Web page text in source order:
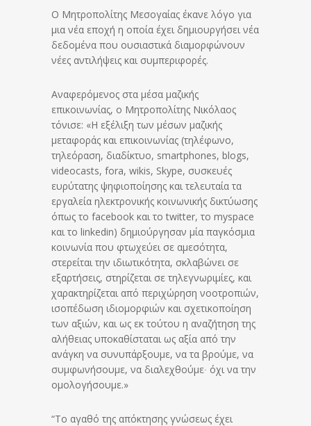
Ο Μητροπολίτης Μεσογαίας έκανε λόγο για
μια νέα εποχή η οποία έχει δημιουργήσει νέα
δεδομένα που ουσιαστικά διαμορφώνουν
νέες αντιλήψεις και συμπεριφορές.
Αναφερόμενος στα μέσα μαζικής
επικοινωνίας, ο Μητροπολίτης Νικόλαος
τόνισε: «Η εξέλιξη των μέσων μαζικής
μεταφοράς και επικοινωνίας (τηλέφωνο,
τηλεόραση, διαδίκτυο, smartphones, blogs,
videocasts, fora, wikis, Skype, συσκευές
ευρύτατης ψηφιοποίησης και τελευταία τα
εργαλεία ηλεκτρονικής κοινωνικής δικτύωσης
όπως το facebook και το twitter, το myspace
και το linkedin) δημιούργησαν μία παγκόσμια
κοινωνία που φτωχεύει σε αμεσότητα,
στερείται την ιδιωτικότητα, σκλαβώνει σε
εξαρτήσεις, στηρίζεται σε τηλεγνωριμίες, και
χαρακτηρίζεται από περιχώρηση νοοτροπιών,
ισοπέδωση ιδιομορφιών και σχετικοποίηση
των αξιών, και ως εκ τούτου η αναζήτηση της
αλήθειας υποκαθίσταται ως αξία από την
ανάγκη να συνυπάρξουμε, να τα βρούμε, να
συμφωνήσουμε, να διαλεχθούμε∙ όχι να την
ομολογήσουμε.»
“Το αγαθό της απόκτησης γνώσεως έχει